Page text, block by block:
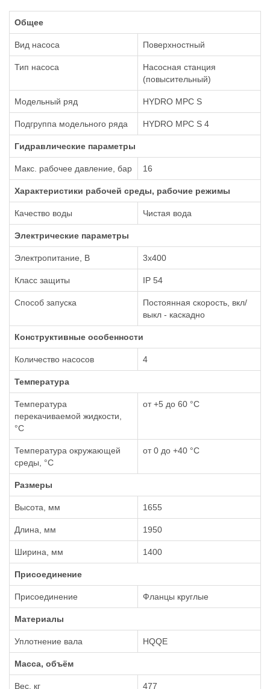
Общее
Вид насоса Поверхностный
Тип насоса
Насосная станция
(повысительный)
Модельный ряд HYDRO MPC S
Подгруппа модельного ряда HYDRO MPC S 4
Гидравлические параметры
Макс. рабочее давление, бар 16
Xарактеристики рабочей среды, рабочие режимы
Качество воды Чистая вода
Электрические параметры
Электропитание, В 3х400
Класс защиты IP 54
Способ запуска
Постоянная скорость, вкл/
выкл - каскадно
Конструктивные особенности
Количество насосов 4
Температура
Температура
перекачиваемой жидкости,
°С
от +5 до 60 °С
Температура окружающей
среды, °С
от 0 до +40 °С
Размеры
Высота, мм 1655
Длина, мм 1950
Ширина, мм 1400
Присоединение
Присоединение Фланцы круглые
Материалы
Уплотнение вала HQQE
Масса, объём
Вес, кг 477